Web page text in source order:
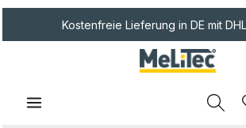
Kostenfreie Lieferung in DE mit